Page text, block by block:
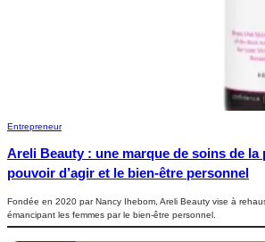
Entrepreneur
Areli Beauty : une marque de soins de la
pouvoir d’agir et le bien-être personnel
Fondée en 2020 par Nancy Ihebom, Areli Beauty vise à
émancipant les femmes par le bien-être personnel.